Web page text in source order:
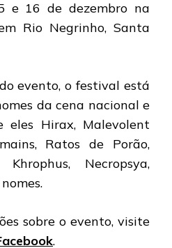
e 16 de dezembro na
Rio Negrinho, Santa
evento, o festival está
da cena nacional e
eles Hirax, Malevolent
Ratos de Porão,
Necropsya,
sobre o evento, visite
.